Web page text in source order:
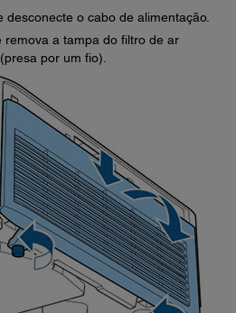
desconecte o cabo de alimentação.
remova a tampa do filtro de ar
por um fio).